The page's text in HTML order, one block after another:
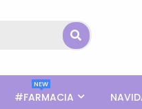
#FARMACIA
NEW